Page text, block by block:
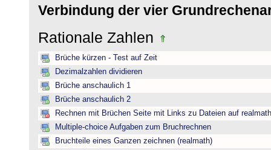
Verbindung der vier
Rationale Zahlen
Brüche kürzen - Test auf Zeit
Dezimalzahlen dividieren
Brüche anschaulich 1
Brüche anschaulich 2
Rechnen mit Brüchen Seite mit Links zu Dateien auf
Multiple-choice Aufgaben zum Bruchrechnen
Bruchteile eines Ganzen zeichnen (realmath)